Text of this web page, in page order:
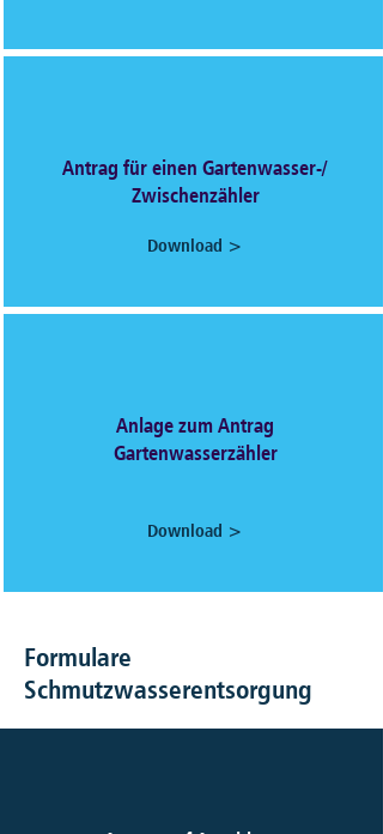
Antrag für einen Gartenwasser-/
Zwischenzähler
Download >
Anlage zum Antrag
Gartenwasserzähler
Download >
Formulare
Schmutzwasserentsorgung